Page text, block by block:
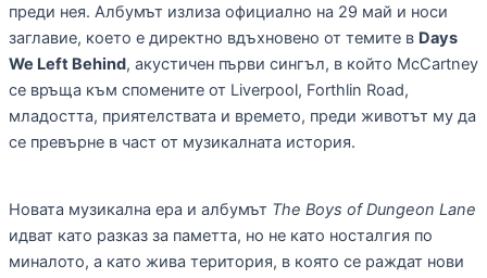
преди нея. Албумът излиза официално на 29 май и носи
заглавие, което е директно вдъхновено от темите в Days
We Left Behind, акустичен първи сингъл, в който McCartney
се връща към спомените от Liverpool, Forthlin Road,
младостта, приятелствата и времето, преди животът му да
се превърне в част от музикалната история.
Новата музикална ера и албумът The Boys of Dungeon Lane
идват като разказ за паметта, но не като носталгия по
миналото, а като жива територия, в която се раждат нови